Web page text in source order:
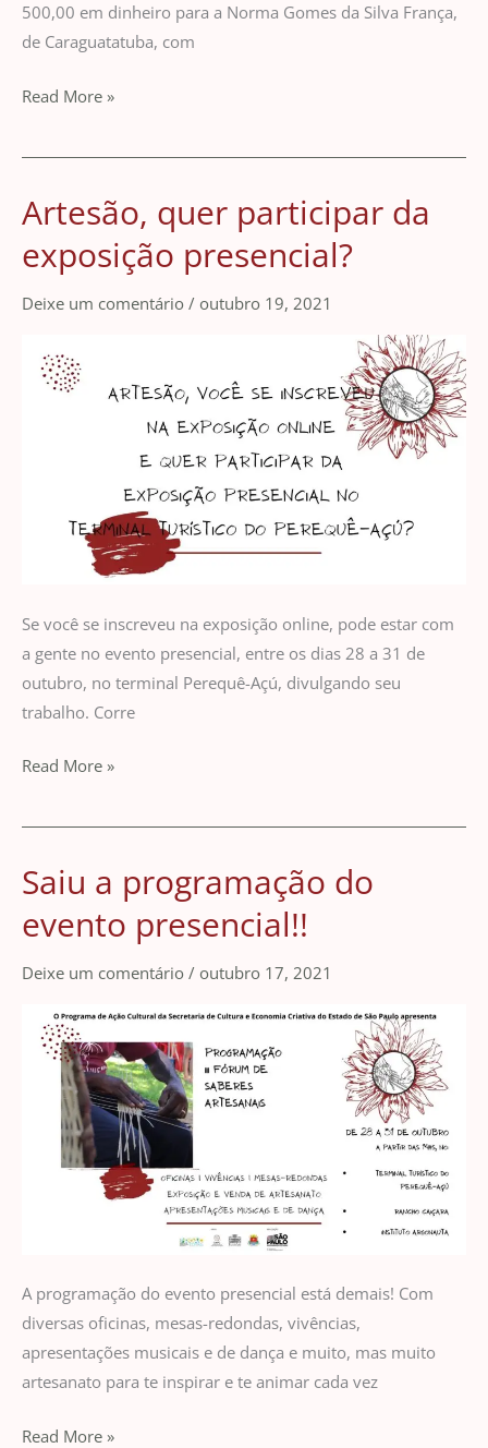
500,00 em dinheiro para a Norma Gomes da Silva França,
de Caraguatatuba, com
Read More »
Artesão, quer participar da
exposição presencial?
Deixe um comentário / outubro 19, 2021
Se você se inscreveu na exposição online, pode estar com
a gente no evento presencial, entre os dias 28 a 31 de
outubro, no terminal Perequê-Açú, divulgando seu
trabalho. Corre
Artesão,
participar
presencial?
Read More »
Saiu a programação do
evento presencial!!
Deixe um comentário / outubro 17, 2021
A programação do evento presencial está demais! Com
diversas oficinas, mesas-redondas, vivências,
apresentações musicais e de dança e muito, mas muito
artesanato para te inspirar e te animar cada vez
Saiu
programação
do
presencial!!
Read More »